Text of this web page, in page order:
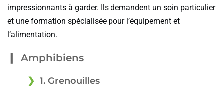
impressionnants à garder. Ils demandent un soin particulier
et une formation spécialisée pour l’équipement et
l’alimentation.
Amphibiens
1. Grenouilles